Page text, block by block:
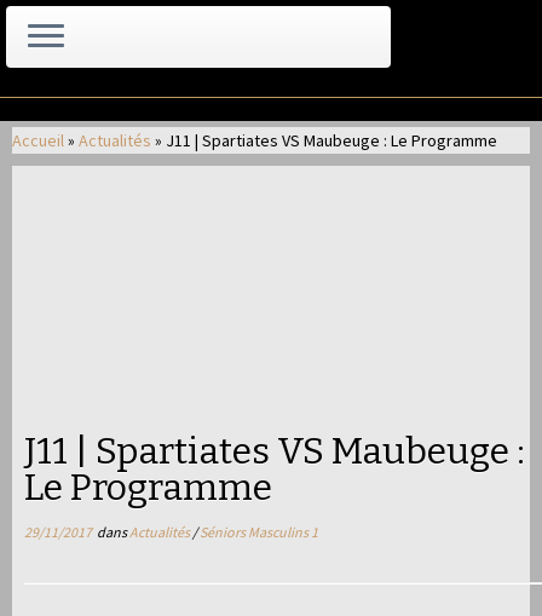
au
contenu
Accueil» Actualités » J11 | Spartiates VS Maubeuge : Le Programme
J11 | Spartiates VS Maubeuge :
Le Programme
29/11/2017dansActualités/Séniors Masculins 1